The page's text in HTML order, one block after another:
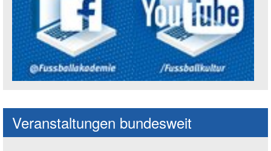
Social Media Kanäle der Akademie
Veranstaltungen bundesweit